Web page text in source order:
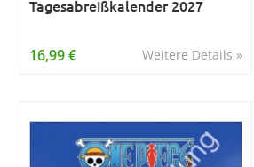
Tagesabreißkalender 2027
Weitere Details »
16,99 €